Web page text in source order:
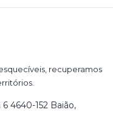
recuperamos
6 4640-152 Baião,